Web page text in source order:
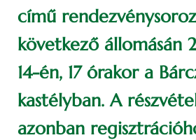
című
következő állomásán
14-én, 17 órakor a
kastélyban. A
azonban